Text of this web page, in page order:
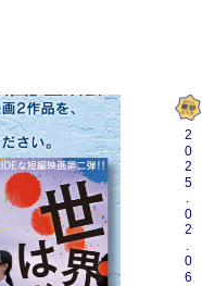
2025.02.06